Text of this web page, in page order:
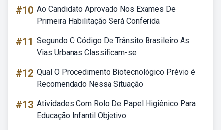
#10 Ao Candidato Aprovado Nos Exames De
Primeira Habilitação Será Conferida
#11 Segundo O Código De Trânsito Brasileiro As
Vias Urbanas Classificam-se
#12 Qual O Procedimento Biotecnológico Prévio é
Recomendado Nessa Situação
#13 Atividades Com Rolo De Papel Higiênico Para
Educação Infantil Objetivo